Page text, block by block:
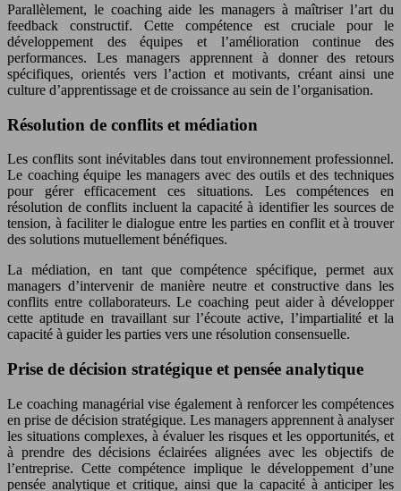
Parallèlement, le coaching aide les managers à maîtriser l’art du
feedback constructif. Cette compétence est cruciale pour le
développement des équipes et l’amélioration continue des
performances. Les managers apprennent à donner des retours
spécifiques, orientés vers l’action et motivants, créant ainsi une
culture d’apprentissage et de croissance au sein de l’organisation.
Résolution de conflits et médiation
Les conflits sont inévitables dans tout environnement professionnel.
Le coaching équipe les managers avec des outils et des techniques
pour gérer efficacement ces situations. Les compétences en
résolution de conflits incluent la capacité à identifier les sources de
tension, à faciliter le dialogue entre les parties en conflit et à trouver
des solutions mutuellement bénéfiques.
La médiation, en tant que compétence spécifique, permet aux
managers d’intervenir de manière neutre et constructive dans les
conflits entre collaborateurs. Le coaching peut aider à développer
cette aptitude en travaillant sur l’écoute active, l’impartialité et la
capacité à guider les parties vers une résolution consensuelle.
Prise de décision stratégique et pensée analytique
Le coaching managérial vise également à renforcer les compétences
en prise de décision stratégique. Les managers apprennent à analyser
les situations complexes, à évaluer les risques et les opportunités, et
à prendre des décisions éclairées alignées avec les objectifs de
l’entreprise. Cette compétence implique le développement d’une
pensée analytique et critique, ainsi que la capacité à anticiper les